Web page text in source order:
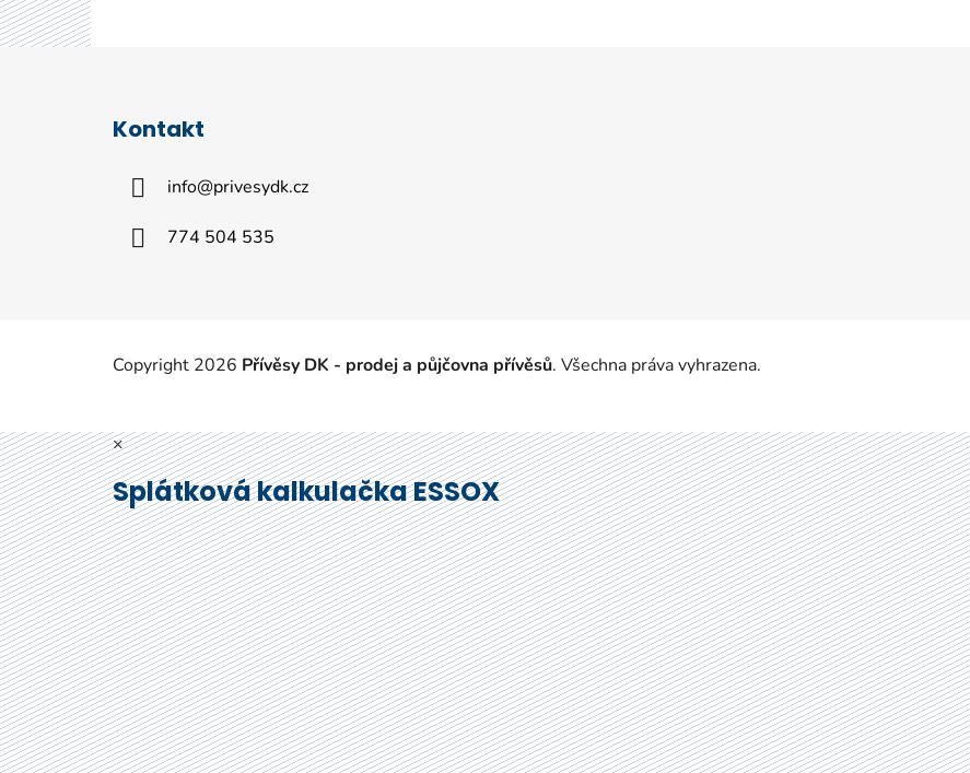
Kontakt
info@privesydk.cz
774 504 535
Copyright 2026 Přívěsy DK - prodej a půjčovna přívěsů. Všechna práva vyhrazena.
×
Splátková kalkulačka ESSOX